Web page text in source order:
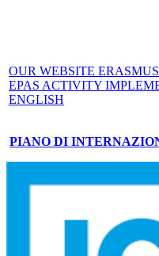
OUR WEBSITE
EPAS ACTIVITY
ENGLISH
PIANO DI